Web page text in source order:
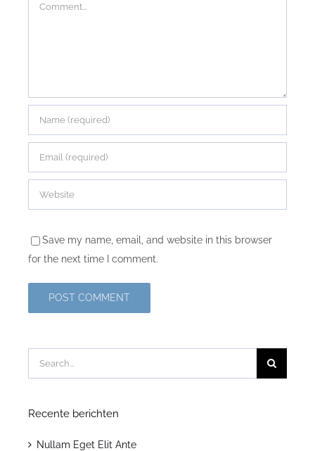
Save my name, email, and website in this browser
for the next time I comment.
naar:
Recente berichten
Nullam Eget Elit Ante